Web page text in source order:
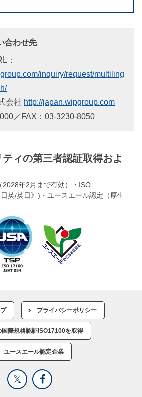
合わせ先
：
inquiry/request/multiling
会社 http://japan.wipgroup.com
／FAX：03-3230-8050
ィの第三者認証取得およ
2028年2月まで有効）・ISO
英/英日》)・ユースエール認定（厚生
プライバシーポリシー
国際規格認証ISO17100を取得
ユースエール認定企業